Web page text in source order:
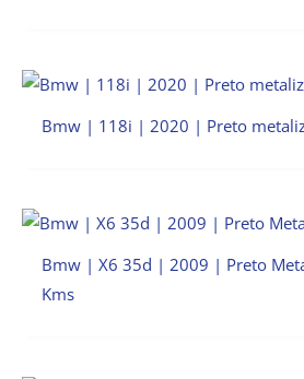
Bmw | 118i | 2020 | Preto
Bmw | X6 35d | 2009 | Preto
Kms